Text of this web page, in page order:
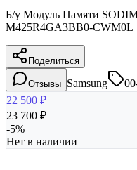
Б/у Модуль Памяти
M425R4GA3BB0-CWM0L
Поделиться
Отзывы Samsung
22 500 ₽
23 700 ₽
-5%
Нет в наличии